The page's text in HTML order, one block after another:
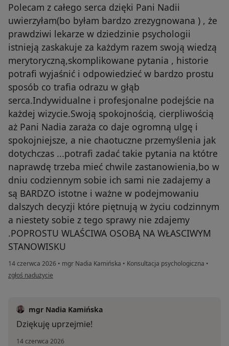
Polecam z całego serca dzięki Pani Nadii
uwierzyłam(bo byłam bardzo zrezygnowana ) , że
prawdziwi lekarze w dziedzinie psychologii
istnieją zaskakuje za każdym razem swoją wiedzą
merytoryczną,skomplikowane pytania , historie
potrafi wyjaśnić i odpowiedzieć w bardzo prostu
sposób co trafia odrazu w głąb
serca.Indywidualne i profesjonalne podejście na
każdej wizycie.Swoją spokojnością, cierpliwością
aż Pani Nadia zaraża co daje ogromną ulgę i
spokojniejsze, a nie chaotuczne przemyślenia jak
dotychczas ...potrafi zadać takie pytania na któtre
naprawdę trzeba mieć chwile zastanowienia,bo w
dniu codziennym sobie ich sami nie zadajemy a
są BARDZO istotne i ważne w podejmowaniu
dalszych decyzji które piętnują w życiu codzinnym
a niestety sobie z tego sprawy nie zdajemy
.POPROSTU WLAŚCIWA OSOBĄ NA WŁASCIWYM
STANOWISKU
14 czerwca 2026 • mgr Nadia Kamińska • Konsultacja psychologiczna •
w opinii użytkownika Tola
zgłoś nadużycie
mgr Nadia Kamińska
Dziękuję uprzejmie!
14 czerwca 2026